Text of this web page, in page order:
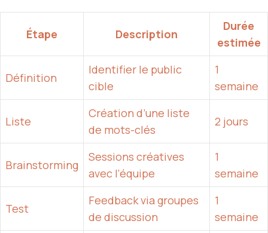
Étape Description
Durée
estimée
Définition
Identifier le public
cible
1
semaine
Liste
Création d’une liste
de mots-clés
2 jours
Brainstorming
Sessions créatives
avec l’équipe
1
semaine
Test
Feedback via groupes
de discussion
1
semaine